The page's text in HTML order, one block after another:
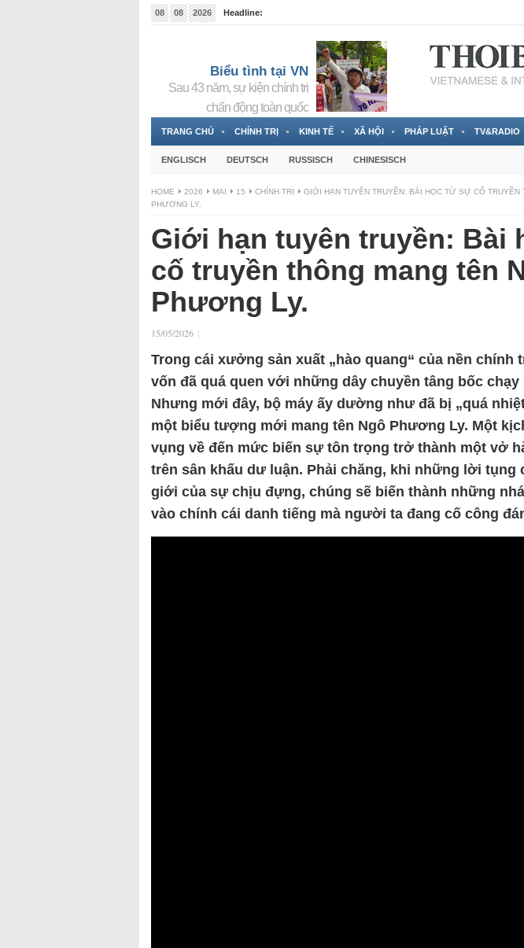
08 08 2026
Headline:
Biểu tình tại VN
Sau 43 năm, sự kiện chính trị
chấn động toàn quốc
TRANG CHỦ CHÍNH TRỊ KINH TẾ XÃ HỘI PHÁP LUẬT TV&RADIO
ENGLISCH DEUTSCH RUSSISCH CHINESISCH
HOME 2026 MAI 15 CHÍNH TRỊ
GIỚI HẠN TUYÊN TRUYỀN: BÀI HỌC TỪ SỰ CỐ TRUYỀN
PHƯƠNG LY.
Giới hạn tuyên truyền: Bài
cố truyền thông mang tên
Phương Ly.
15/05/2026 |
Trong cái xưởng sản xuất „hào quang“ của nền
vốn đã quá quen với những dây chuyền tâng bốc chạy
Nhưng mới đây, bộ máy ấy dường như đã bị „quá
một biểu tượng mới mang tên Ngô Phương Ly. Một
vụng về đến mức biến sự tôn trọng trở thành một vở
trên sân khấu dư luận. Phải chăng, khi những lời tụng
giới của sự chịu đựng, chúng sẽ biến thành những
vào chính cái danh tiếng mà người ta đang cố công